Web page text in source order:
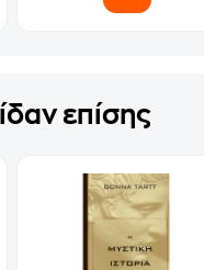
επίσης